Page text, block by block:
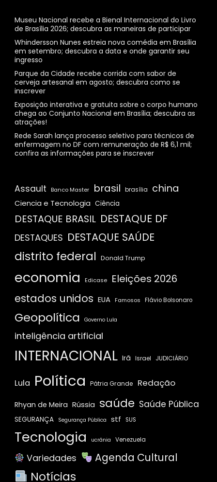
Museu Nacional recebe a Bienal Internacional do Livro
de Brasília 2026; descubra as maneiras de participar
Whindersson Nunes estreia nova comédia em Brasília
em setembro; descubra a data e onde garantir seu
ingresso
Parque da Cidade recebe corrida com sabor de
cerveja artesanal em agosto; descubra como se
inscrever
Exposição interativa e gratuita sobre o corpo humano
chega ao Conjunto Nacional em Brasília; descubra as
atrações!
Rede Sarah lança processo seletivo para técnicos de
enfermagem no DF com remuneração de R$ 6,1 mil;
confira as informações para se inscrever
Assault Banco Master brasil brasília china
Ciencia e Tecnologia Ciência
DESTAQUE BRASIL DESTAQUE DF
DESTAQUES DESTAQUE SAÚDE
distrito federal Donald Trump
economia Edicase Eleições 2026
estados unidos EUA Famosos Flávio Bolsonaro
Geopolítica Governo Lula
inteligência artificial
INTERNACIONAL Irã Israel JUDICIÁRIO
Lula Política Pátria Grande Redação
Rhyan de Meira Rússia saúde Saúde Pública
SEGURANÇA Segurança Pública stf SUS
Tecnologia ucrânia Venezuela
Variedades Agenda Cultural
Notícias